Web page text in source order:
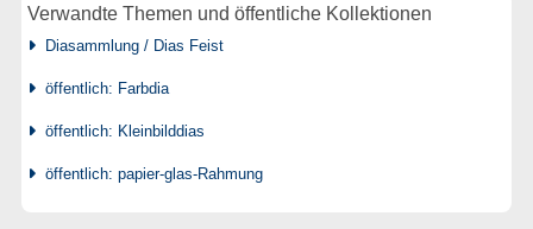
Verwandte Themen und öffentliche Kollektionen
Diasammlung / Dias Feist
öffentlich: Farbdia
öffentlich: Kleinbilddias
öffentlich: papier-glas-Rahmung